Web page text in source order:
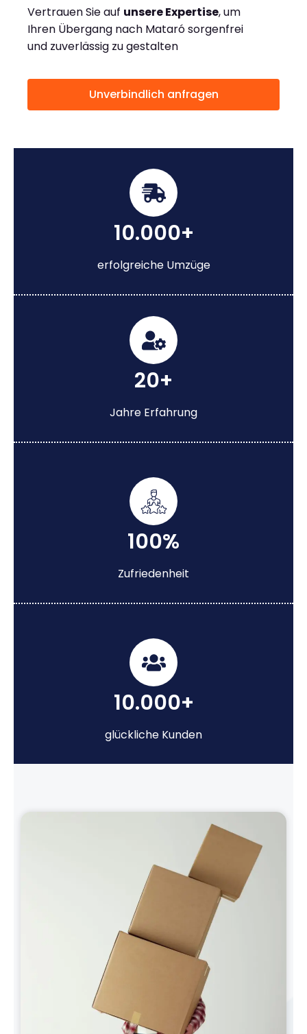
Vertrauen Sie auf unsere Expertise, um
Ihren Übergang nach Mataró sorgenfrei
und zuverlässig zu gestalten
Unverbindlich anfragen
10.000+
erfolgreiche Umzüge
20+
Jahre Erfahrung
100%
Zufriedenheit
10.000+
glückliche Kunden